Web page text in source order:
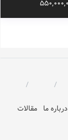
درباره ما مقالات